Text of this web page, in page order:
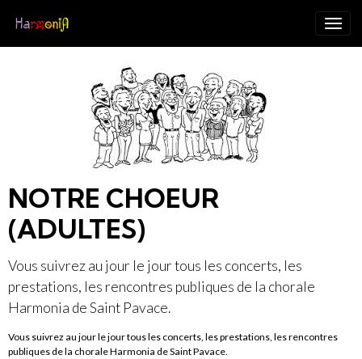
NOTRE CHOEUR
(ADULTES)
Vous suivrez au jour le jour tous les concerts, les
prestations, les rencontres publiques de la chorale
Harmonia de Saint Pavace.
Vous suivrez au jour le jour tous les concerts, les prestations, les rencontres
publiques de la chorale Harmonia de Saint Pavace.